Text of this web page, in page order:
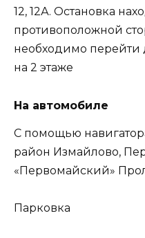
12, 12А. Остановка
противоположной
необходимо перейти
на 2 этаже
На автомобиле
С помощью
район Измайлово,
«Первомайский»
Парковка